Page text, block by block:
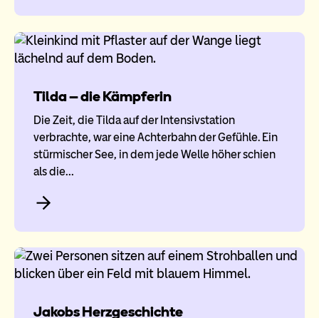
Tilda – die Kämpferin
Die Zeit, die Tilda auf der Intensivstation
verbrachte, war eine Achterbahn der Gefühle. Ein
stürmischer See, in dem jede Welle höher schien
als die…
Jakobs Herzgeschichte